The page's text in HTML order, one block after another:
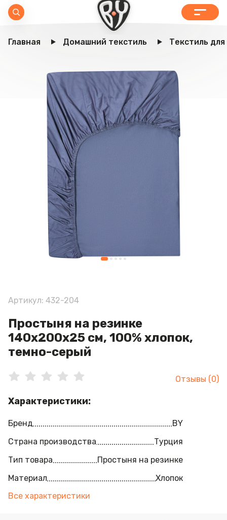
Главная Домашний текстиль Текстиль
Артикул: 432-204
Простыня на резинке
140х200х25 см, 100% хлопок,
темно-серый
Отзывы (0)
Характеристики:
Бренд
BY
Страна производства
Турция
Тип товара
Простыня на резинке
Материал
Хлопок
Все характеристики